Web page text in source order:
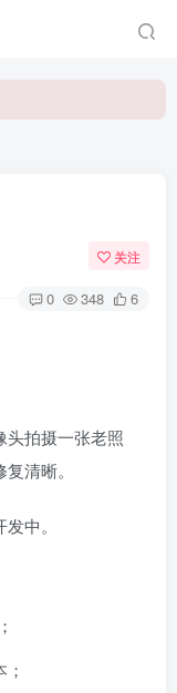
关注
0 348 6
头拍摄一张老照
清晰。
中。